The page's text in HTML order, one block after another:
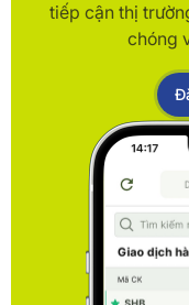
tiếp cận thị
chóng